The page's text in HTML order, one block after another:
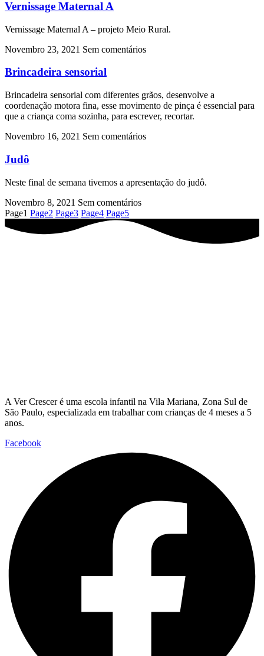
Vernissage Maternal A
Vernissage Maternal A – projeto Meio Rural.
Novembro 23, 2021 Sem comentários
Brincadeira sensorial
Brincadeira sensorial com diferentes grãos, desenvolve a
coordenação motora fina, esse movimento de pinça é essencial para
que a criança coma sozinha, para escrever, recortar.
Novembro 16, 2021 Sem comentários
Judô
Neste final de semana tivemos a apresentação do judô.
Novembro 8, 2021 Sem comentários
Page1 Page2 Page3 Page4 Page5
A Ver Crescer é uma escola infantil na Vila Mariana, Zona Sul de
São Paulo, especializada em trabalhar com crianças de 4 meses a 5
anos.
Facebook